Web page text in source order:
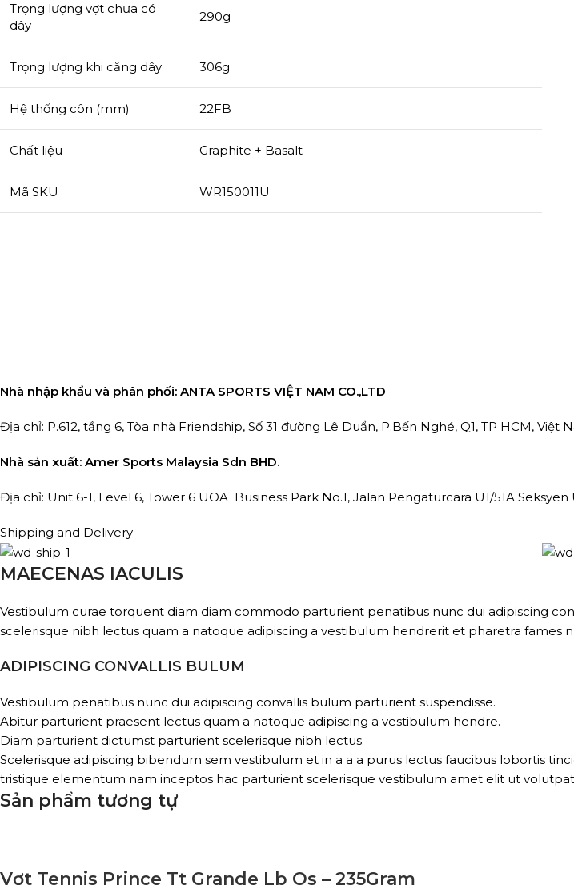
Trọng lượng vợt chưa có
dây
290g
Trọng lượng khi căng dây 306g
Hệ thống côn (mm) 22FB
Chất liệu Graphite + Basalt
Mã SKU WR150011U
Nhà nhập khẩu và phân phối: ANTA SPORTS VIỆT NAM CO.,LTD
Địa chỉ: P.612, tầng 6, Tòa nhà Friendship, Số 31 đường Lê Duẩn, P.Bến Nghé, Q1, TP HCM, Việt
Nhà sản xuất: Amer Sports Malaysia Sdn BHD.
Địa chỉ: Unit 6-1, Level 6, Tower 6 UOA Business Park No.1, Jalan Pengaturcara U1/51A Seksyen
Shipping and Delivery
MAECENAS IACULIS
Vestibulum curae torquent diam diam commodo parturient penatibus nunc dui adipiscing
scelerisque nibh lectus quam a natoque adipiscing a vestibulum hendrerit et pharetra fames
ADIPISCING CONVALLIS BULUM
Vestibulum penatibus nunc dui adipiscing convallis bulum parturient suspendisse.
Abitur parturient praesent lectus quam a natoque adipiscing a vestibulum hendre.
Diam parturient dictumst parturient scelerisque nibh lectus.
Scelerisque adipiscing bibendum sem vestibulum et in a a a purus lectus faucibus lobortis
tristique elementum nam inceptos hac parturient scelerisque vestibulum amet elit ut
Sản phẩm tương tự
Vợt Tennis Prince Tt Grande Lb Os – 235Gram